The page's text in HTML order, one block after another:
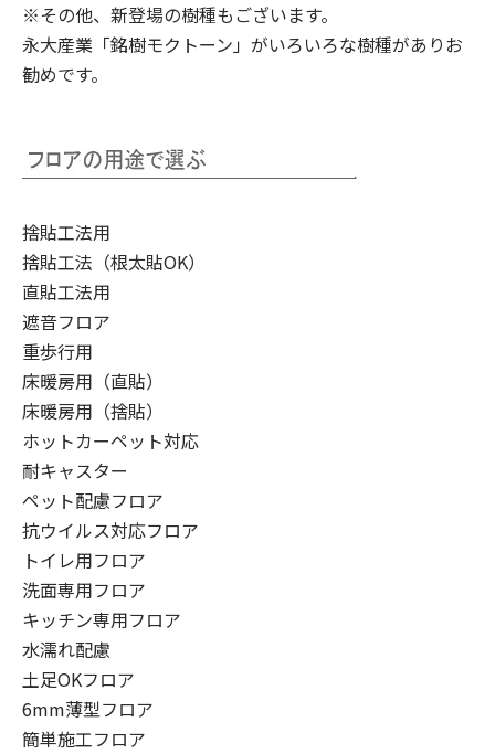
※その他、新登場の樹種もございます。
永大産業「銘樹モクトーン」 がいろいろな樹種がありお
勧めです。
捨貼工法用
捨貼工法（根太貼OK）
直貼工法用
遮音フロア
重歩行用
床暖房用（直貼）
床暖房用（捨貼）
ホットカーペット対応
耐キャスター
ペット配慮フロア
抗ウイルス対応フロア
トイレ用フロア
洗面専用フロア
キッチン専用フロア
水濡れ配慮
土足OKフロア
6mm薄型フロア
簡単施工フロア